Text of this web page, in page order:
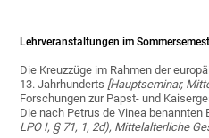
Lehrveranstaltungen im
Die Kreuzzüge im Rahmen der
13. Jahrhunderts [Hauptseminar,
Forschungen zur Papst- und
Die nach Petrus de Vinea benannten
LPO I, § 71, 1, 2d), Mittelalterliche